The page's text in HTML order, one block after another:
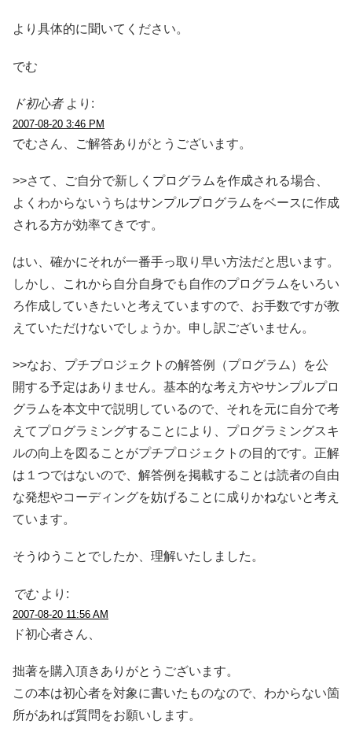
より具体的に聞いてください。
でむ
ド初心者 より:
2007-08-20 3:46 PM
でむさん、ご解答ありがとうございます。
>>さて、ご自分で新しくプログラムを作成される場合、
よくわからないうちはサンプルプログラムをベースに作成
される方が効率てきです。
はい、確かにそれが一番手っ取り早い方法だと思います。
しかし、これから自分自身でも自作のプログラムをいろい
ろ作成していきたいと考えていますので、お手数ですが教
えていただけないでしょうか。申し訳ございません。
>>なお、プチプロジェクトの解答例（プログラム）を公
開する予定はありません。基本的な考え方やサンプルプロ
グラムを本文中で説明しているので、それを元に自分で考
えてプログラミングすることにより、プログラミングスキ
ルの向上を図ることがプチプロジェクトの目的です。正解
は１つではないので、解答例を掲載することは読者の自由
な発想やコーディングを妨げることに成りかねないと考え
ています。
そうゆうことでしたか、理解いたしました。
でむ より:
2007-08-20 11:56 AM
ド初心者さん、
拙著を購入頂きありがとうございます。
この本は初心者を対象に書いたものなので、わからない箇
所があれば質問をお願いします。